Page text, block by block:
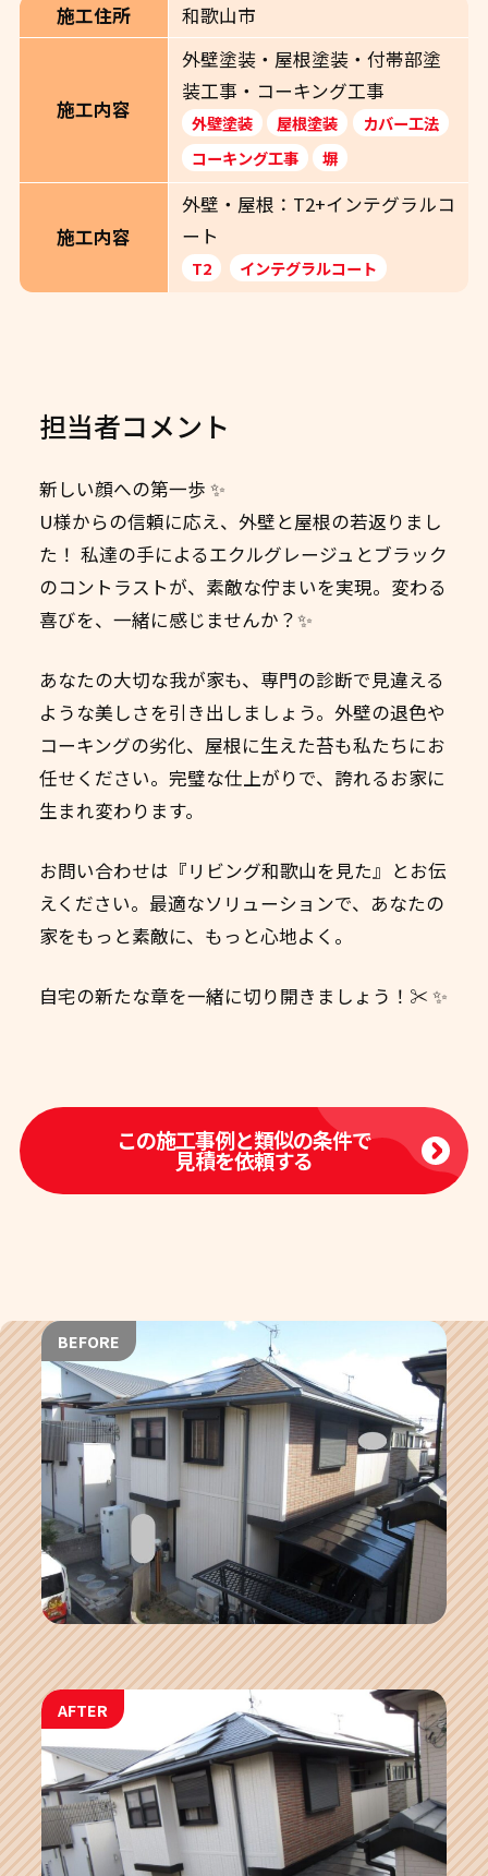
施工住所 和歌山市
施工内容
外壁塗装・屋根塗装・付帯部塗
装工事・コーキング工事
外壁塗装 屋根塗装
カバー工法
コーキング工事
塀
施工内容
外壁・屋根：T2+インテグラルコ
ート
T2 インテグラルコート
担当者コメント
新しい顔への第一歩 ✨
U様からの信頼に応え、外壁と屋根の若返りまし
た！ 私達の手によるエクルグレージュとブラック
のコントラストが、素敵な佇まいを実現。変わる
喜びを、一緒に感じませんか？✨
あなたの大切な我が家も、専門の診断で見違える
ような美しさを引き出しましょう。外壁の退色や
コーキングの劣化、屋根に生えた苔も私たちにお
任せください。完璧な仕上がりで、誇れるお家に
生まれ変わります。 ️
お問い合わせは『リビング和歌山を見た』とお伝
えください。最適なソリューションで、あなたの
家をもっと素敵に、もっと心地よく。
自宅の新たな章を一緒に切り開きましょう！✂️ ✨
この施工事例と類似の条件で
見積を依頼する
BEFORE
AFTER